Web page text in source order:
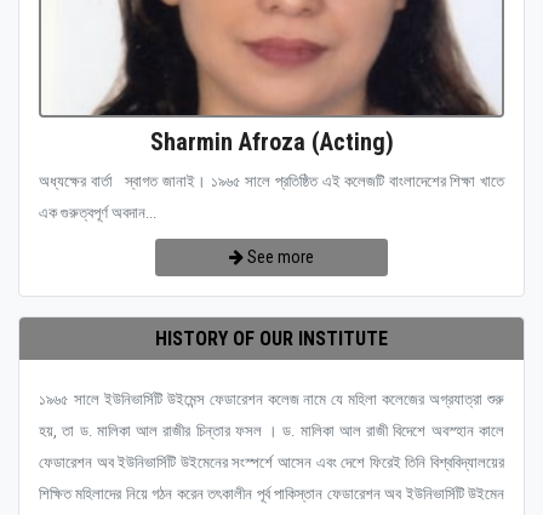
Sharmin Afroza (Acting)
অধ্যক্ষের বার্তা স্বাগত জানাই। ১৯৬৫ সালে প্রতিষ্ঠিত এই কলেজটি বাংলাদেশের শিক্ষা খাতে
এক গুরুত্বপূর্ণ অবদান...
See more
HISTORY OF OUR INSTITUTE
১৯৬৫ সালে ইউনিভার্সিটি উইমেন্স ফেডারেশন কলেজ নামে যে মহিলা কলেজের অগ্রযাত্রা শুরু
হয়, তা ড. মালিকা আল রাজীর চিন্তার ফসল । ড. মালিকা আল রাজী বিদেশে অবস্হান কালে
ফেডারেশন অব ইউনিভার্সিটি উইমেনের সংস্পর্শে আসেন এবং দেশে ফিরেই তিনি বিশ্ববিদ্যালয়ের
শিক্ষিত মহিলাদের নিয়ে গঠন করেন তৎকালীন পূর্ব পাকিস্তান ফেডারেশন অব ইউনিভার্সিটি উইমেন